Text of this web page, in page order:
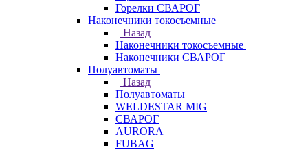
Горелки СВАРОГ
Наконечники токосъемные
Назад
Наконечники токосъемные
Наконечники СВАРОГ
Полуавтоматы
Назад
Полуавтоматы
WELDESTAR MIG
СВАРОГ
AURORA
FUBAG